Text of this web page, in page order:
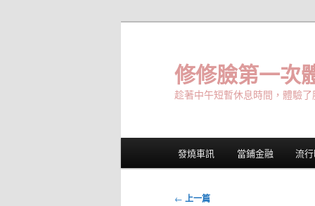
修修臉第一次
趁著中午短暫休息時間，體驗
發燒車訊 當鋪金融 流
文
← 上一篇